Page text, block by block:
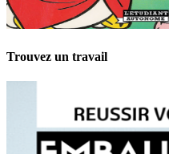
Trouvez un travail